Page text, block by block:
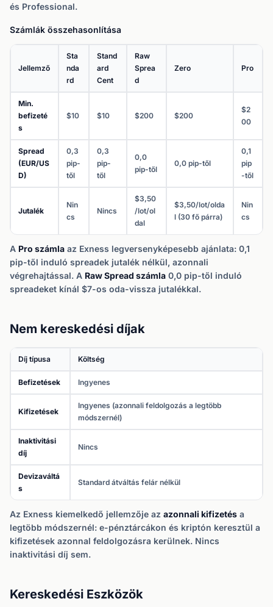
és Professional.
Számlák összehasonlítása
Jellemző
Sta
nda
rd
Stand
ard
Cent
Raw
Sprea
d
Zero Pro
Min.
befizeté
s
$10 $10 $200 $200
$2
00
Spread
(EUR/US
D)
0,3
pip-
től
0,3
pip-
től
0,0
pip-től
0,0 pip-től
0,1
pip
-től
Jutalék
Nin
cs
Nincs
$3,50
/lot/ol
dal
$3,50/lot/olda
l (30 fő párra)
Nin
cs
A Pro számla az Exness legversenyképesebb ajánlata: 0,1
pip-től induló spreadek jutalék nélkül, azonnali
végrehajtással. A Raw Spread számla 0,0 pip-től induló
spreadeket kínál $7-os oda-vissza jutalékkal.
Nem kereskedési díjak
Díj típusa Költség
Befizetések Ingyenes
Kifizetések
Ingyenes (azonnali feldolgozás a legtöbb
módszernél)
Inaktivitási
díj
Nincs
Devizaváltá
s
Standard átváltás felár nélkül
Az Exness kiemelkedő jellemzője az azonnali kifizetés a
legtöbb módszernél: e-pénztárcákon és kriptón keresztül a
kifizetések azonnal feldolgozásra kerülnek. Nincs
inaktivitási díj sem.
Kereskedési Eszközök